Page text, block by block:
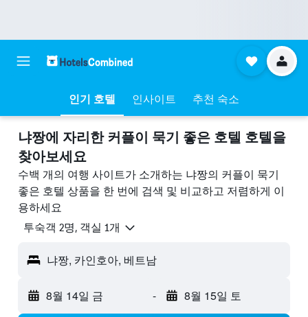
인기 호텔 인사이트 추천 숙소
냐짱에 자리한 커플이 묵기 좋은 호텔 호텔을
찾아보세요
수백 개의 여행 사이트가 소개하는 냐짱의 커플이 묵기
좋은 호텔 상품을 한 번에 검색 및 비교하고 저렴하게 이
용하세요
​투숙객 2​명, ​객실 1개
냐짱, 카인호아, 베트남
8월 14일 금 - 8월 15일 토